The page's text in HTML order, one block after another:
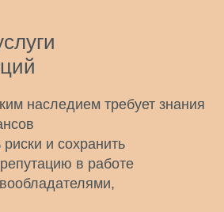
наследием требует знания
и сохранить
в работе